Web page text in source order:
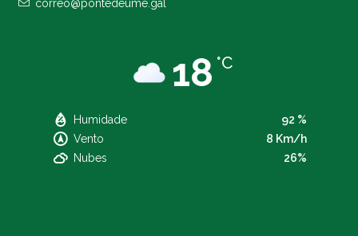
correo@pontedeume.gal
18 °C
Humidade
92 %
Vento
8 Km/h
Nubes
26%